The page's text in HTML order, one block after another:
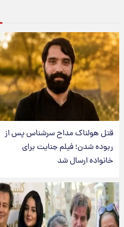
قتل هولناک مداح سرشناس پس از
ربوده شدن؛ فیلم جنایت برای
خانواده ارسال شد